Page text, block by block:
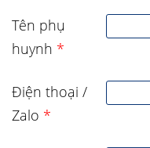
Tên phụ
huynh *
Điện thoại /
Zalo *